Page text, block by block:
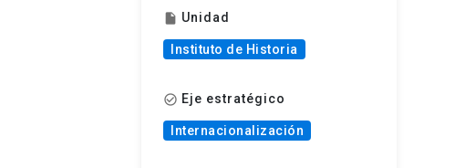
insert_drive_file Unidad
Instituto de Historia
check_circle_outline Eje estratégico
Internacionalización